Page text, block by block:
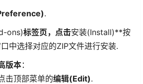
.
ons)标签页，点击安装(Install)**按
中选择对应的ZIP文件进行安装.
版本：
击顶部菜单的编辑(Edit).